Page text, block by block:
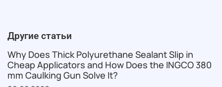
Другие статьи
Why Does Thick Polyurethane Sealant Slip in
Cheap Applicators and How Does the INGCO 380
mm Caulking Gun Solve It?